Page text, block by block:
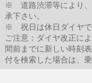
※ 道路渋滞等により、
承下さい。
※ 祝日は休日ダイヤで
ご注意：ダイヤ改正に
間前までに新しい時刻
付を検索した場合は、